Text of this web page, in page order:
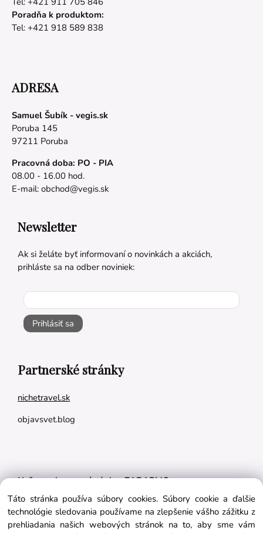
Poradňa k produktom:
Tel: +421 918 589 838
ADRESA
Samuel Šubík - vegis.sk
Poruba 145
97211 Poruba
Pracovná doba: PO - PIA
08.00 - 16.00 hod.
E-mail: obchod@vegis.sk
Newsletter
Ak si želáte byť informovaní o novinkách a akciách,
prihláste sa na odber noviniek:
Prihlásiť sa
Partnerské stránky
nichetravel.sk
objavsvet.blog
Naše appky pre vás úplne ZADARMO:
Tréningový plán na mieru
BMI kalkulačka
Táto stránka používa súbory cookies. Súbory cookie a ďalšie
technológie sledovania používame na zlepšenie vášho zážitku z
prehliadania našich webových stránok na to, aby sme vám